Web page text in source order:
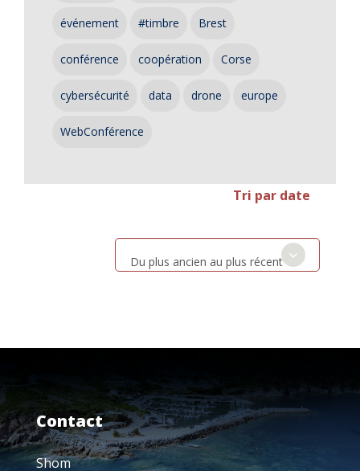
événement #timbre Brest
conférence coopération Corse
cybersécurité data drone europe
WebConférence
Tri par date
Du plus ancien au plus récent
Contact
Shom